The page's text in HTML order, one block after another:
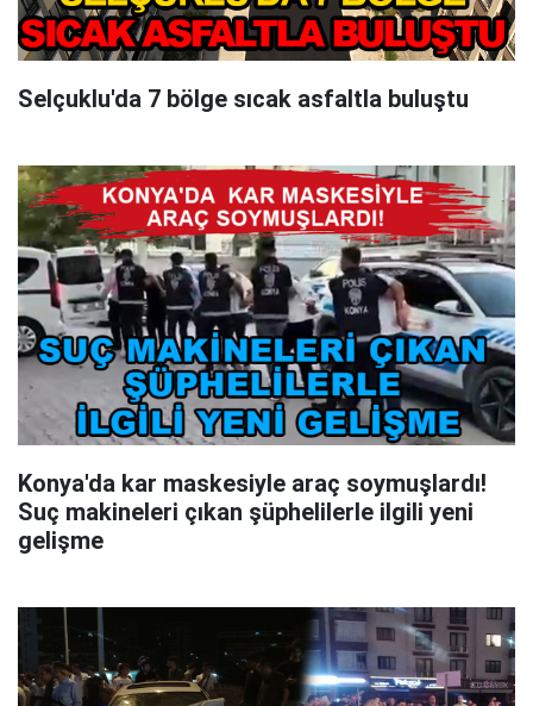
Selçuklu'da 7 bölge sıcak asfaltla buluştu
Konya'da kar maskesiyle araç soymuşlardı!
Suç makineleri çıkan şüphelilerle ilgili yeni
gelişme